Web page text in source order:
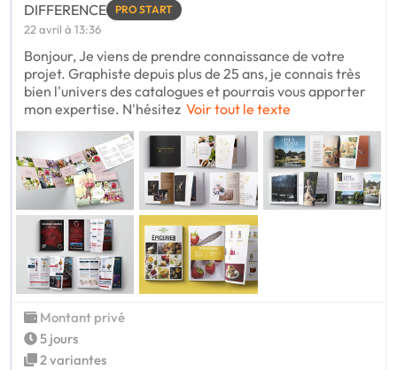
DIFFERENCE PRO START
22 avril à 13:36
Bonjour, Je viens de prendre connaissance de votre
projet. Graphiste depuis plus de 25 ans, je connais très
bien l'univers des catalogues et pourrais vous apporter
mon expertise. N'hésitez Voir tout le texte
Montant privé
5 jours
2 variantes